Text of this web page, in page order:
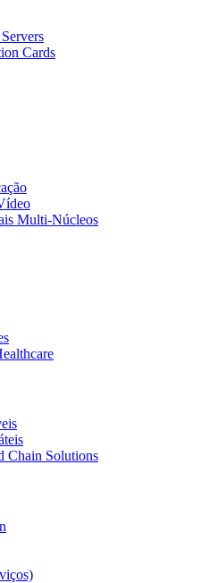
Cards
Multi-Núcleos
Chain Solutions